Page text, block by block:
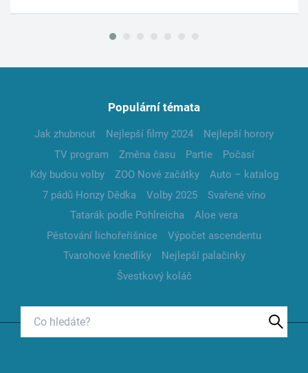
Populární témata
Jak zhubnout Nejlepší filmy 2024
Nejlepší horory
TV program
Změna času Partie
Počasí
Kdy budou volby
ZOO Nové začátky
Auto – katalog
7 pádů Honzy Dědka
Volby 2025
Svařené víno
Tatarák podle Pohlreicha
Aloe vera
Pěstování lichořeřišnice
Výpočet ascendentu
Tvarohové knedlíky
Nejlepší palačinky
Švestkový koláč